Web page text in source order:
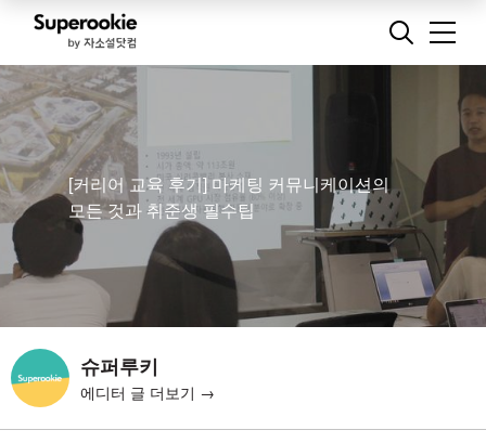
[커리어 교육 후기] 마케팅 커뮤니케이션의
모든 것과 취준생 필수팁
슈퍼루키
에디터 글 더보기 →